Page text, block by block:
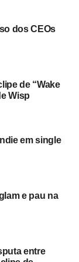
letra que
uma
próximo do
o Pop
Apoie aqui.
direto no e-
dos CEOs
de “Wake
Wisp
em single
e pau na
entre